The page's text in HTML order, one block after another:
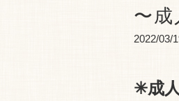
〜
2022/03/
✳︎成